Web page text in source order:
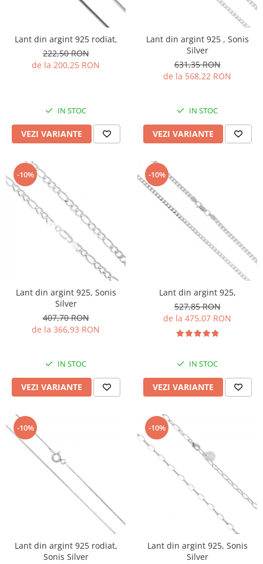
Lant din argint 925 rodiat,
222,50 RON
de la 200,25 RON
IN STOC
VEZI VARIANTE
Lant din argint 925 , Sonis
Silver
631,35 RON
de la 568,22 RON
IN STOC
VEZI VARIANTE
-10%
Lant din argint 925, Sonis
Silver
407,70 RON
de la 366,93 RON
IN STOC
VEZI VARIANTE
-10%
Lant din argint 925,
527,85 RON
de la 475,07 RON
IN STOC
VEZI VARIANTE
-10%
Lant din argint 925 rodiat,
Sonis Silver
-10%
Lant din argint 925, Sonis
Silver